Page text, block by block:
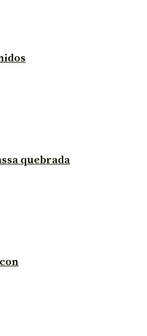
quebrada